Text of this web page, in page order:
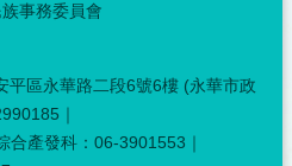
事務委員會
平區永華路二段6號6樓 (永華市政
｜
產發科：06-3901553｜